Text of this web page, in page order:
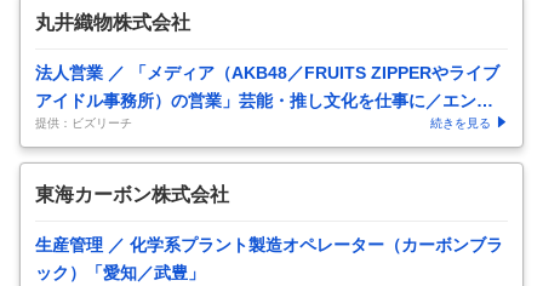
丸井織物株式会社
法人営業 ／ 「メディア（AKB48／FRUITS ZIPPERやライブ
アイドル事務所）の営業」芸能・推し文化を仕事に／エンタ
メの …
提供：ビズリーチ 続きを見る
東海カーボン株式会社
生産管理 ／ 化学系プラント製造オペレーター（カーボンブラ
ック）「愛知／武豊」